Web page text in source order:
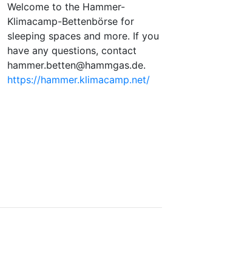
Welcome to the Hammer-
Klimacamp-Bettenbörse for
sleeping spaces and more. If you
have any questions, contact
hammer.betten@hammgas.de.
https://hammer.klimacamp.net/